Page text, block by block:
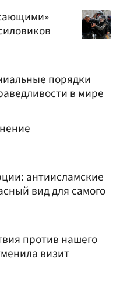
порядки
в мире
антиисламские
вид для самого
против нашего
визит